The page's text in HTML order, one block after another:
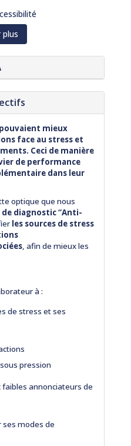
plus
mieux
face au stress et
Ceci de manière
de performance
dans leur
optique que nous
diagnostic “Anti-
les sources de stress
, afin de mieux les
à :
de stress et ses
pression
annonciateurs de
ses modes de